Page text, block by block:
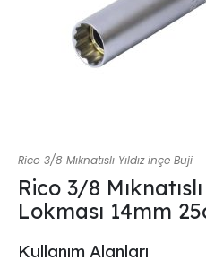
Rico 3/8 Mıknatıslı Yıldız inçe Buji
Rico 3/8
Lokması 14mm
Kullanım Alanları